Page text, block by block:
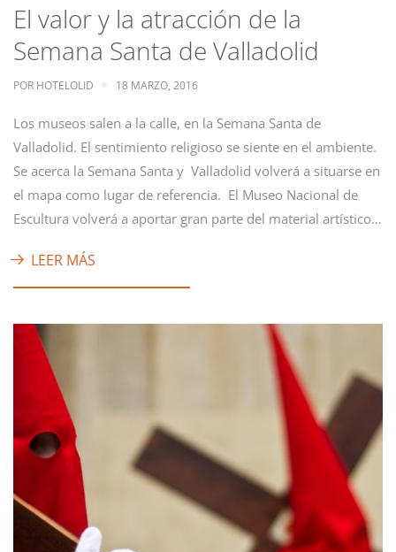
El valor y la atracción de la
Semana Santa de Valladolid
POR HOTELOLID 18 MARZO, 2016
Los museos salen a la calle, en la Semana Santa de
Valladolid. El sentimiento religioso se siente en el ambiente.
Se acerca la Semana Santa y Valladolid volverá a situarse en
el mapa como lugar de referencia. El Museo Nacional de
Escultura volverá a aportar gran parte del material artístico…
LEER MÁS